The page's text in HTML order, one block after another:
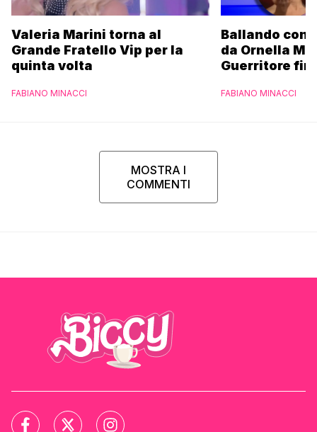
Valeria Marini torna al
Grande Fratello Vip per la
quinta volta
FABIANO MINACCI
Ballando con
da Ornella
Guerritore
l’esclusiva di
FABIANO MINACCI
MOSTRA I
COMMENTI